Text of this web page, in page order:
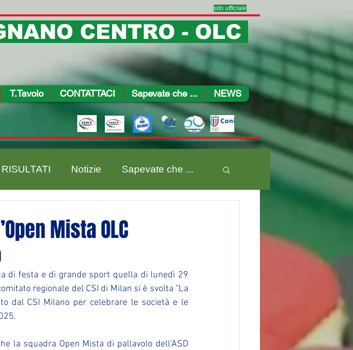
sito ufficiale
CENTRO - OLC
T.Tavolo CONTATTACI Sapevate che ... NEWS
RISULTATI Notizie Sapevate che ...
Mista OLC
di festa e di grande sport quella di lunedì 29
regionale del CSI di Milan si è svolta “La
dal CSI Milano per celebrare le società e le
la squadra Open Mista di pallavolo dell’ASD